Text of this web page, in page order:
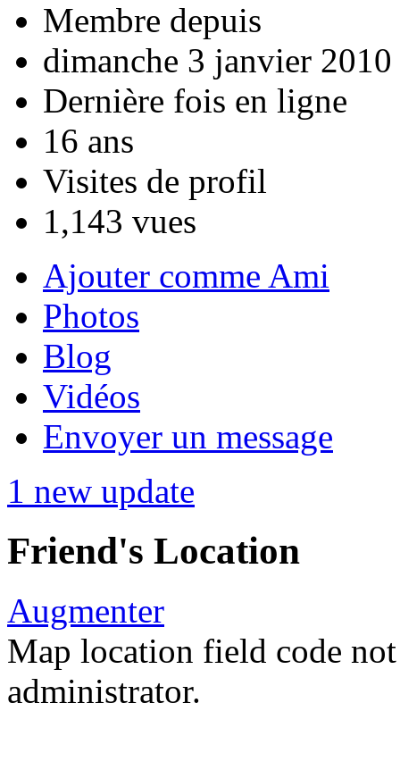
Membre depuis
dimanche 3 janvier
Dernière fois en ligne
16 ans
Visites de profil
1,143 vues
Ajouter comme Ami
Photos
Blog
Vidéos
Envoyer un message
1 new update
Friend's Location
Augmenter
Map location field code
administrator.